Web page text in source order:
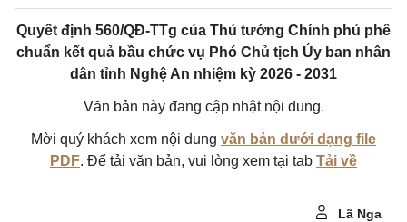
Quyết định 560/QĐ-TTg của Thủ tướng Chính phủ phê
chuẩn kết quả bầu chức vụ Phó Chủ tịch Ủy ban nhân
dân tỉnh Nghệ An nhiệm kỳ 2026 - 2031
Văn bản này đang cập nhật nội dung.
Mời quý khách xem nội dung văn bản dưới dạng file
PDF. Để tải văn bản, vui lòng xem tại tab Tải về
Lã Nga